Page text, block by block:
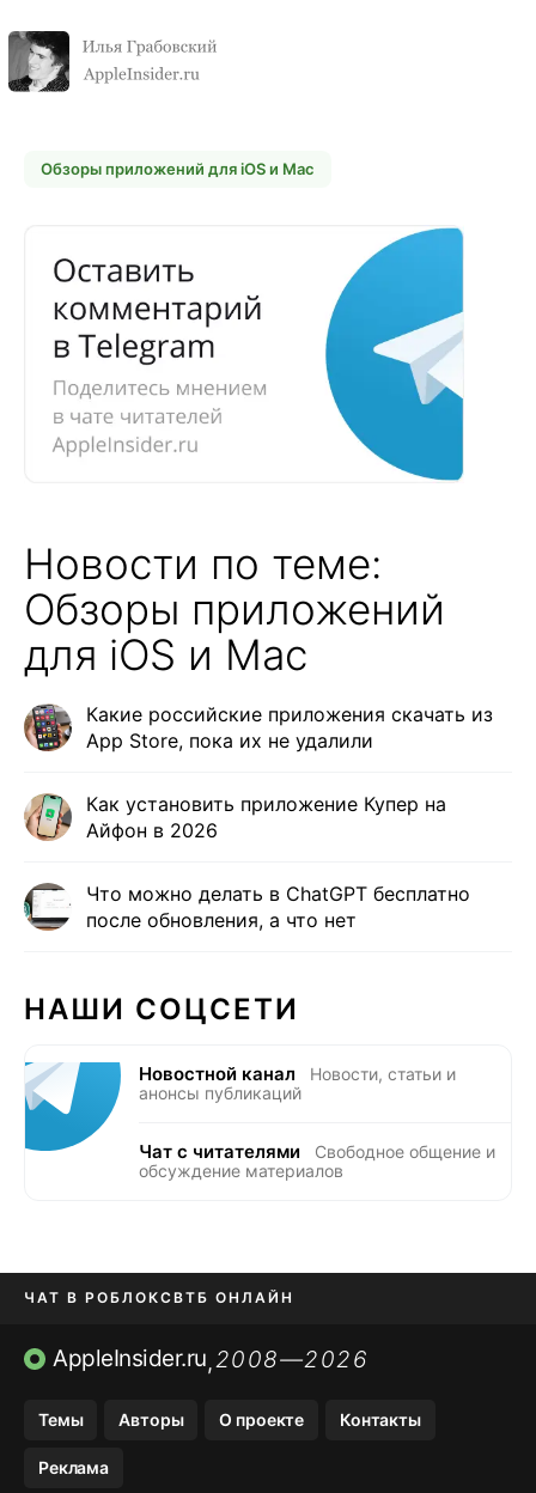
Обзоры приложений для iOS и Mac
Новости по теме:
Обзоры приложений
для iOS и Mac
Какие российские приложения скачать из
App Store, пока их не удалили
Как установить приложение Купер на
Айфон в 2026
Что можно делать в ChatGPT бесплатно
после обновления, а что нет
НАШИ СОЦСЕТИ
Новостной канал
Новости, статьи и
анонсы публикаций
Чат с читателями
Свободное общение и
обсуждение материалов
ЧАТ В РОБЛОКСВТБ ОНЛАЙН
ПРИЛОЖЕНИЯ APP STORE
AppleInsider.ru,2008—2026
Темы Авторы О проекте Контакты
Реклама